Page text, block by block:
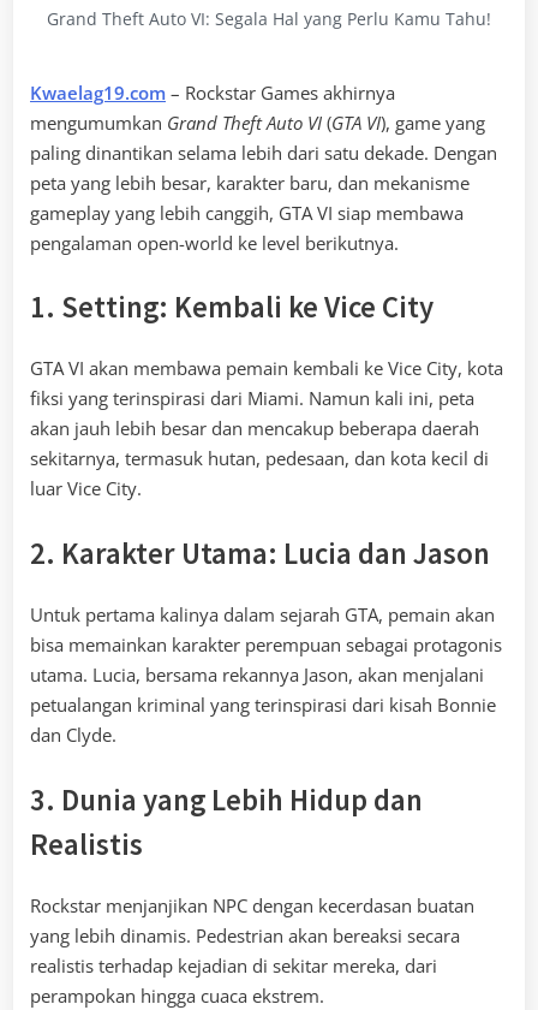
Grand Theft Auto VI: Segala Hal yang Perlu Kamu Tahu!
Kwaelag19.com – Rockstar Games akhirnya
mengumumkan Grand Theft Auto VI (GTA VI), game yang
paling dinantikan selama lebih dari satu dekade. Dengan
peta yang lebih besar, karakter baru, dan mekanisme
gameplay yang lebih canggih, GTA VI siap membawa
pengalaman open-world ke level berikutnya.
1. Setting: Kembali ke Vice City
GTA VI akan membawa pemain kembali ke Vice City, kota
fiksi yang terinspirasi dari Miami. Namun kali ini, peta
akan jauh lebih besar dan mencakup beberapa daerah
sekitarnya, termasuk hutan, pedesaan, dan kota kecil di
luar Vice City.
2. Karakter Utama: Lucia dan Jason
Untuk pertama kalinya dalam sejarah GTA, pemain akan
bisa memainkan karakter perempuan sebagai protagonis
utama. Lucia, bersama rekannya Jason, akan menjalani
petualangan kriminal yang terinspirasi dari kisah Bonnie
dan Clyde.
3. Dunia yang Lebih Hidup dan
Realistis
Rockstar menjanjikan NPC dengan kecerdasan buatan
yang lebih dinamis. Pedestrian akan bereaksi secara
realistis terhadap kejadian di sekitar mereka, dari
perampokan hingga cuaca ekstrem.